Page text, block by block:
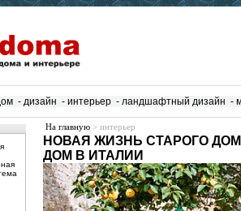
- дизайн - интерьер - ландшафтный дизайн -
На главную > интерьер
НОВАЯ ЖИЗНЬ СТАРОГО
ДОМ В ИТАЛИИ